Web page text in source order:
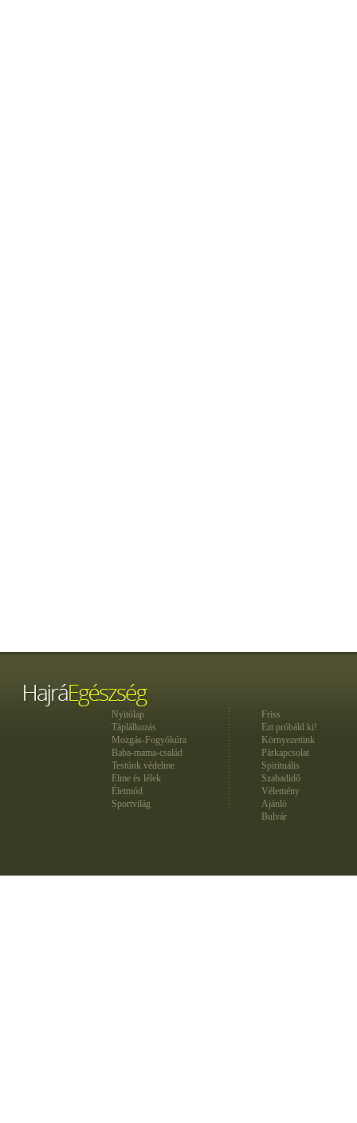
Nyitólap
Táplálkozás
Mozgás-Fogyókúra
Baba-mama-család
Testünk védelme
Elme és lélek
Életmód
Sportvilág
Friss
Ezt próbáld ki!
Környezetünk
Párkapcsolat
Spirituális
Szabadidő
Vélemény
Ajánló
Bulvár